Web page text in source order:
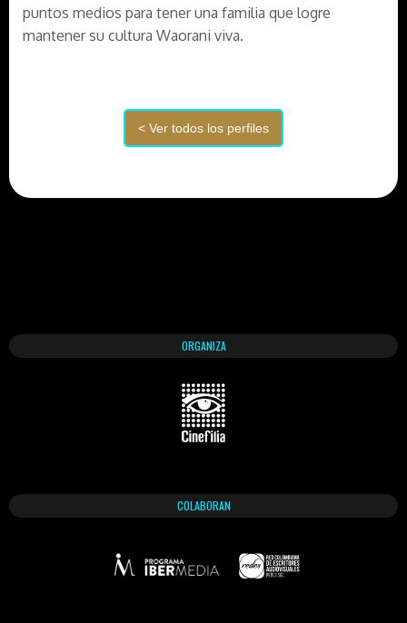
puntos medios para tener una familia que logre
mantener su cultura Waorani viva.
ORGANIZA
COLABORAN